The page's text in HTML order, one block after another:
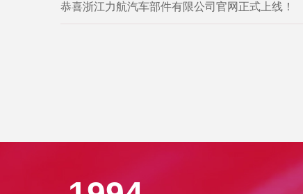
恭喜浙江力航汽车部件有限公司官网正式上线！